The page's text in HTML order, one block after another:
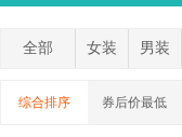
全部 女装 男装
综合排序 券后价最低